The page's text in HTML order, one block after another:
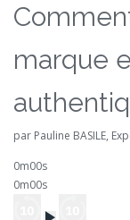
marque
par Pauline BASILE,
0m00s
0m00s